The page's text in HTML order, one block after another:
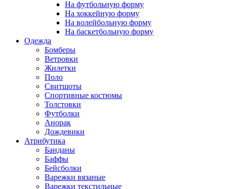
На футбольную форму
На хоккейную форму
На волейбольную форму
На баскетбольную форму
Одежда
Бомберы
Ветровки
Жилетки
Поло
Свитшоты
Спортивные костюмы
Толстовки
Футболки
Анорак
Дождевики
Атрибутика
Банданы
Баффы
Бейсболки
Варежки вязаные
Варежки текстильные